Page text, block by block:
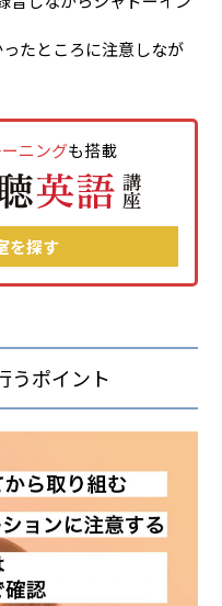
たところに注意しなが
ニングも搭載
を探す
うポイント